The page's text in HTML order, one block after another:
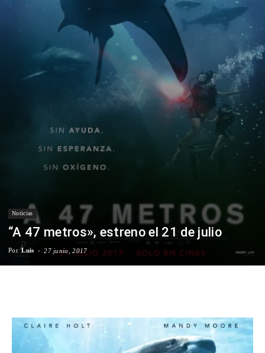
Cinéfilos
Noticias
“A 47 metros», estreno el 21 de julio
Por Luis - 27 junio, 2017